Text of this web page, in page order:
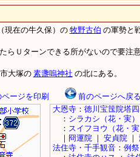
現在の牛久保）の 牧野古伯 の軍勢と
らＵターンできる所がないので要注意
大塚の 素盞嗚神社 の北にある。
ージを印刷 前のページへ戻る